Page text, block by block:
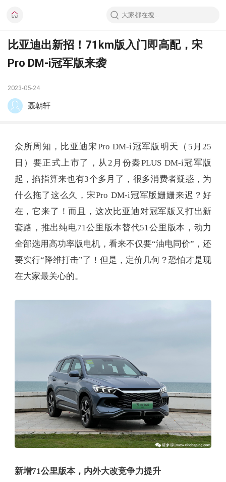
比亚迪出新招！71km版入门即高配，宋
Pro DM-i冠军版来袭
2023-05-24
聂朝轩
众所周知，比亚迪宋Pro DM-i冠军版明天（5月25
日）要正式上市了，从2月份秦PLUS DM-i冠军版
起，掐指算来也有3个多月了，很多消费者疑惑，为
什么拖了这么久，宋Pro DM-i冠军版姗姗来迟？好
在，它来了！而且，这次比亚迪对冠军版又打出新
套路，推出纯电71公里版本替代51公里版本，动力
全部选用高功率版电机，看来不仅要“油电同价”，还
要实行“降维打击”了！但是，定价几何？恐怕才是现
在大家最关心的。
新增71公里版本，内外大改竞争力提升